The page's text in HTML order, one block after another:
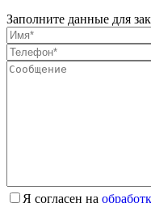
Заполните данные для
Я согласен на